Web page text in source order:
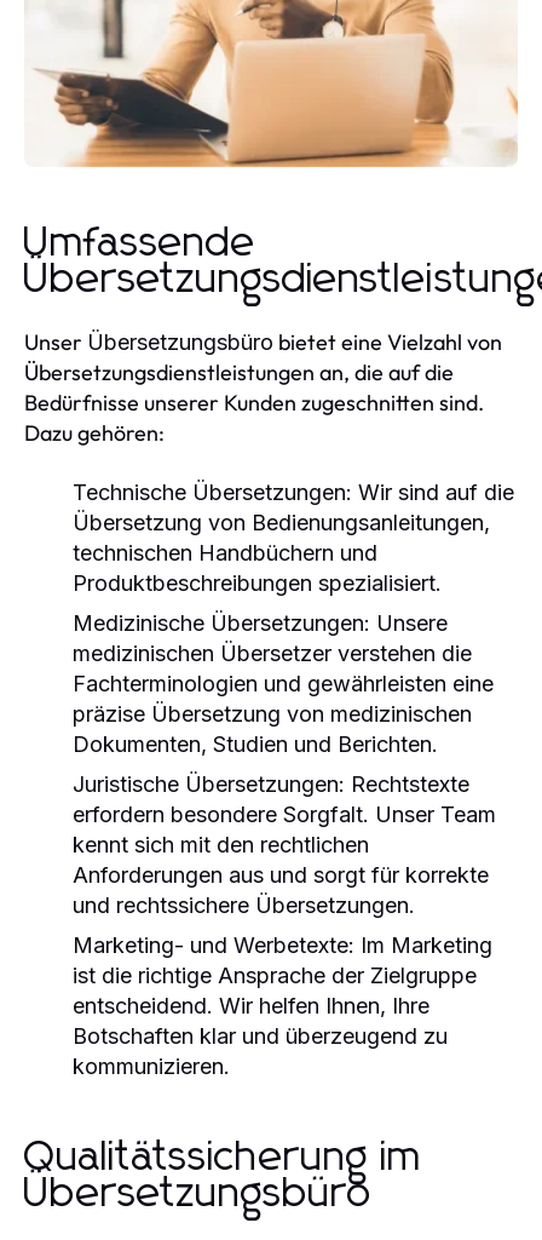
Umfassende
Unser Übersetzungsbüro bietet eine Vielzahl von
Übersetzungsdienstleistungen an, die auf die
Bedürfnisse unserer Kunden zugeschnitten sind.
Dazu gehören:
Technische Übersetzungen: Wir sind auf die
Übersetzung von Bedienungsanleitungen,
technischen Handbüchern und
Produktbeschreibungen spezialisiert.
Medizinische Übersetzungen: Unsere
medizinischen Übersetzer verstehen die
Fachterminologien und gewährleisten eine
präzise Übersetzung von medizinischen
Dokumenten, Studien und Berichten.
Juristische Übersetzungen: Rechtstexte
erfordern besondere Sorgfalt. Unser Team
kennt sich mit den rechtlichen
Anforderungen aus und sorgt für korrekte
und rechtssichere Übersetzungen.
Marketing- und Werbetexte: Im Marketing
ist die richtige Ansprache der Zielgruppe
entscheidend. Wir helfen Ihnen, Ihre
Botschaften klar und überzeugend zu
kommunizieren.
Qualitätssicherung im
Übersetzungsbüro